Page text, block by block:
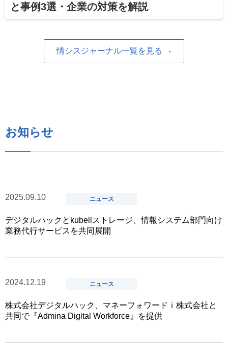
と事例3選・企業の対策を解説
情シスジャーナル一覧を見る
お知らせ
2025.09.10 ニュース
デジタルハックとkubellストレージ、情報システム部門向け
業務代行サービスを共同展開
2024.12.19 ニュース
株式会社デジタルハック、マネーフォワードｉ株式会社と
共同で『Admina Digital Workforce』を提供